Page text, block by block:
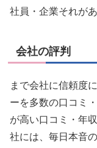
社員・企業それが
会社の評判
まで会社に信頼度
ーを多数の口コミ
が高い口コミ・年
社には、毎日本音